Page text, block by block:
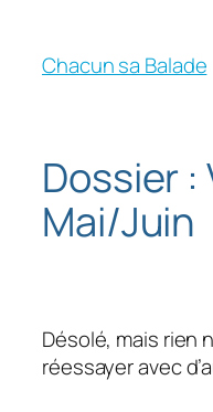
Chacun sa Balade
Dossier :
Mai/Juin
Désolé, mais rien
réessayer avec